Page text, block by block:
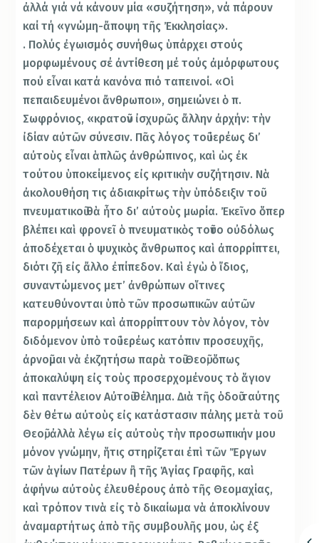
ἀλλά γιά νά κάνουν μία «συζήτηση», νά πάρουν
καί τή «γνώμη-ἄποψη τῆς Ἐκκλησίας».
. Πολύς ἐγωισμός συνήθως ὑπάρχει στούς
μορφωμένους σέ ἀντίθεση μέ τούς ἀμόρφωτους
πού εἶναι κατά κανόνα πιό ταπεινοί. «Οἱ
πεπαιδευμένοι ἄνθρωποι», σημειώνει ὁ π.
Σωφρόνιος, «κρατοῦν ἰσχυρῶς ἄλλην ἀρχήν: τὴν
ἰδίαν αὐτῶν σύνεσιν. Πᾶς λόγος τοῦ ἱερέως δι’
αὐτοὺς εἶναι ἁπλῶς ἀνθρώπινος, καὶ ὡς ἐκ
τούτου ὑποκείμενος εἰς κριτικὴν συζήτησιν. Νὰ
ἀκολουθήση τις ἀδιακρίτως τὴν ὑπόδειξιν τοῦ
πνευματικοῦ θὰ ἦτο δι’ αὐτοὺς μωρία. Ἐκεῖνο ὅπερ
βλέπει καὶ φρονεῖ ὁ πνευματικὸς τοῦτο οὐδόλως
ἀποδέχεται ὁ ψυχικὸς ἄνθρωπος καὶ ἀπορρίπτει,
διότι ζῆ εἰς ἄλλο ἐπίπεδον. Καὶ ἐγὼ ὁ ἴδιος,
συναντώμενος μετ’ ἀνθρώπων οἵτινες
κατευθύνονται ὑπὸ τῶν προσωπικῶν αὐτῶν
παρορμήσεων καὶ ἀπορρίπτουν τὸν λόγον, τὸν
διδόμενον ὑπὸ τοῦ ἱερέως κατόπιν προσευχῆς,
ἀρνοῦμαι νὰ ἐκζητήσω παρὰ τοῦ Θεοῦ, ὅπως
ἀποκαλύψη εἰς τοὺς προσερχομένους τὸ ἅγιον
καὶ παντέλειον Αὐτοῦ θέλημα. Διὰ τῆς ὁδοῦ ταύτης
δὲν θέτω αὐτοὺς εἰς κατάστασιν πάλης μετὰ τοῦ
Θεοῦ, ἀλλὰ λέγω εἰς αὐτοὺς τὴν προσωπικήν μου
μόνον γνώμην, ἥτις στηρίζεται ἐπὶ τῶν Ἔργων
τῶν ἁγίων Πατέρων ἢ τῆς Ἁγίας Γραφῆς, καὶ
ἀφήνω αὐτοὺς ἐλευθέρους ἀπὸ τῆς Θεομαχίας,
καὶ τρόπον τινὰ εἰς τὸ δικαίωμα νὰ ἀποκλίνουν
ἀναμαρτήτως ἀπὸ τῆς συμβουλῆς μου, ὡς ἐξ